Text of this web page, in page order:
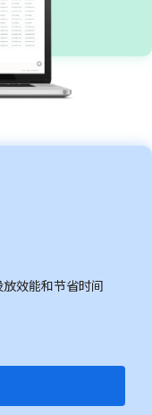
效能和节省时间